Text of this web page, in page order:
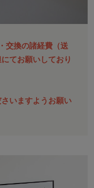
交換の諸経費（送
てお願いしており
いますようお願い